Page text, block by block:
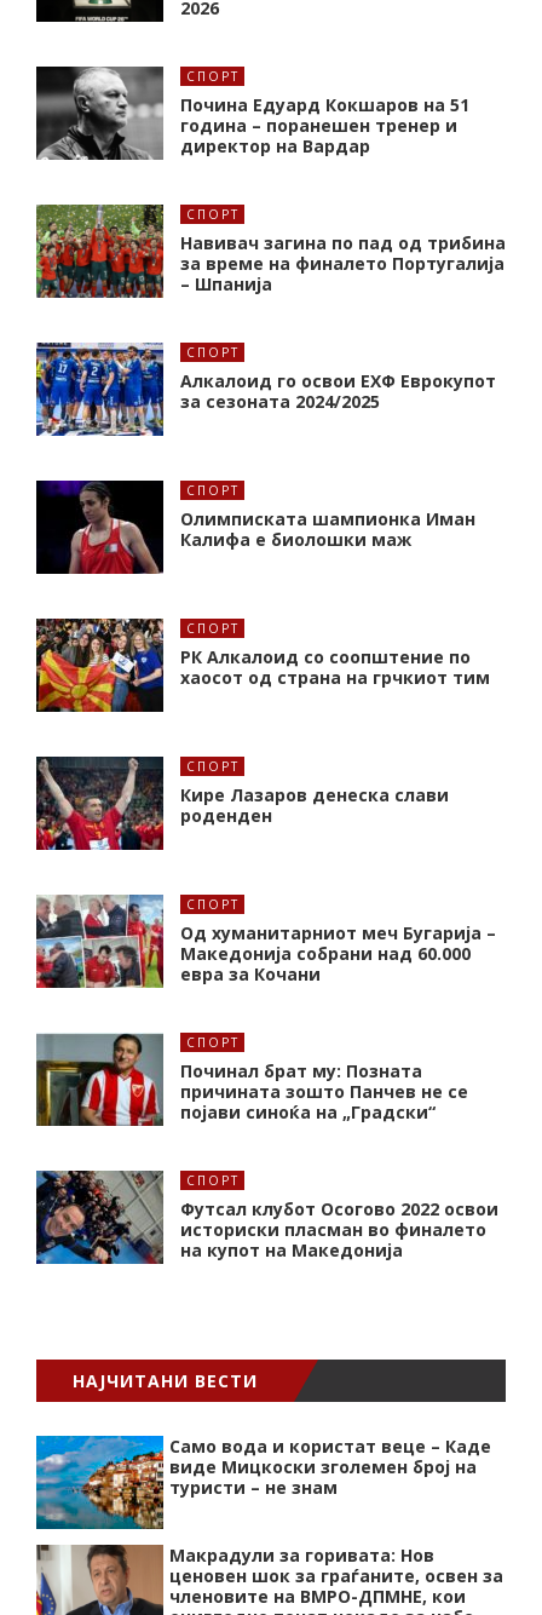
2026
СПОРТ
Почина Едуард Кокшаров на 51
година – поранешен тренер и
директор на Вардар
СПОРТ
Навивач загина по пад од трибина
за време на финалето Португалија
– Шпанија
СПОРТ
Алкалоид го освои ЕХФ Еврокупот
за сезоната 2024/2025
СПОРТ
Олимписката шампионка Иман
Калифa е биолошки маж
СПОРТ
РК Алкалоид со соопштение по
хаосот од страна на грчкиот тим
СПОРТ
Кире Лазаров денеска слави
роденден
СПОРТ
Од хуманитарниот меч Бугарија –
Македонија собрани над 60.000
евра за Кочани
СПОРТ
Починал брат му: Позната
причината зошто Панчев не се
појави синоќа на „Градски“
СПОРТ
Футсал клубот Осогово 2022 освои
историски пласман во финалето
на купот на Македонија
НАЈЧИТАНИ ВЕСТИ
Само вода и користат веце – Каде
виде Мицкоски зголемен број на
туристи – не знам
Макрадули за горивата: Нов
ценовен шок за граѓаните, освен за
членовите на ВМРО-ДПМНЕ, кои